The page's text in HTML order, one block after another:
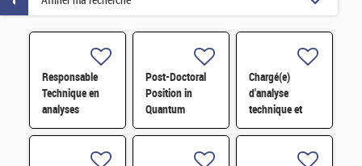
Responsable
Technique en
analyses
radiologiques
Post-Doctoral
Position in
Quantum
Materials
Chargé(e)
d'analyse
technique et
financière des
maintenance